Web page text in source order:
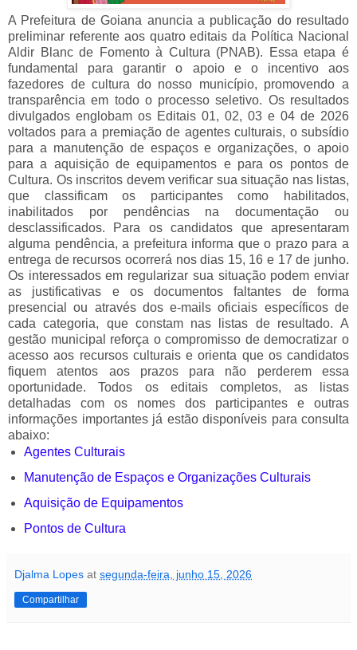
A Prefeitura de Goiana anuncia a publicação do resultado
preliminar referente aos quatro editais da Política Nacional
Aldir Blanc de Fomento à Cultura (PNAB). Essa etapa é
fundamental para garantir o apoio e o incentivo aos
fazedores de cultura do nosso município, promovendo a
transparência em todo o processo seletivo. Os resultados
divulgados englobam os Editais 01, 02, 03 e 04 de 2026
voltados para a premiação de agentes culturais, o subsídio
para a manutenção de espaços e organizações, o apoio
para a aquisição de equipamentos e para os pontos de
Cultura. Os inscritos devem verificar sua situação nas listas,
que classificam os participantes como habilitados,
inabilitados por pendências na documentação ou
desclassificados. Para os candidatos que apresentaram
alguma pendência, a prefeitura informa que o prazo para a
entrega de recursos ocorrerá nos dias 15, 16 e 17 de junho.
Os interessados em regularizar sua situação podem enviar
as justificativas e os documentos faltantes de forma
presencial ou através dos e-mails oficiais específicos de
cada categoria, que constam nas listas de resultado. A
gestão municipal reforça o compromisso de democratizar o
acesso aos recursos culturais e orienta que os candidatos
fiquem atentos aos prazos para não perderem essa
oportunidade. Todos os editais completos, as listas
detalhadas com os nomes dos participantes e outras
informações importantes já estão disponíveis para consulta
abaixo:
Agentes Culturais
Manutenção de Espaços e Organizações Culturais
Aquisição de Equipamentos
Pontos de Cultura
Djalma Lopes at segunda-feira, junho 15, 2026
Compartilhar